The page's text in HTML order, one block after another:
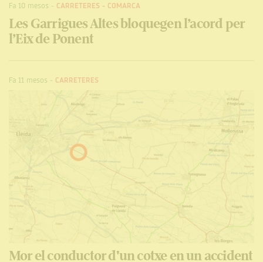
Fa 10 mesos - CARRETERES - COMARCA
Les Garrigues Altes bloquegen l’acord per
l’Eix de Ponent
Fa 11 mesos - CARRETERES
Mor el conductor d'un cotxe en un accident